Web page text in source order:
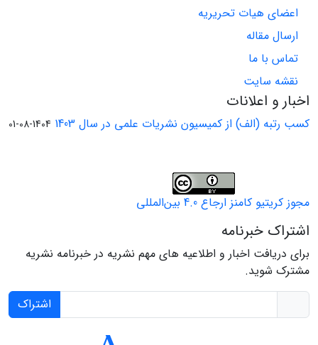
اعضای هیات تحریریه
ارسال مقاله
تماس با ما
نقشه سایت
اخبار و اعلانات
کسب رتبه (الف) از کمیسیون نشریات علمی در سال 1403 1404-08-01
مجوز کریتیو کامنز ارجاع 4.0 بین‌المللی
اشتراک خبرنامه
برای دریافت اخبار و اطلاعیه های مهم نشریه در خبرنامه نشریه
مشترک شوید.
اشتراک